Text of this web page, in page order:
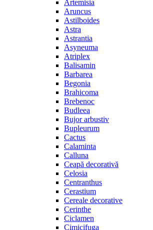
Artemisia
Aruncus
Astilboides
Astra
Astrantia
Asyneuma
Atriplex
Balisamin
Barbarea
Begonia
Brahicoma
Brebenoc
Budleea
Bujor arbustiv
Bupleurum
Cactus
Calaminta
Calluna
Ceapă decorativă
Celosia
Centranthus
Cerastium
Cereale decorative
Cerinthe
Ciclamen
Cimicifuga